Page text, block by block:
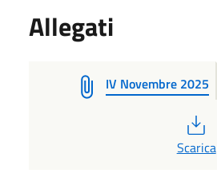
Allegati
IV Novembre 2025
Scarica